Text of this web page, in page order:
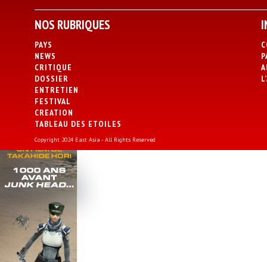
NOS RUBRIQUES
PAYS
NEWS
CRITIQUE
DOSSIER
ENTRETIEN
FESTIVAL
CREATION
TABLEAU DES ETOILES
Copyright 2024 East Asia - All Rights Reserved